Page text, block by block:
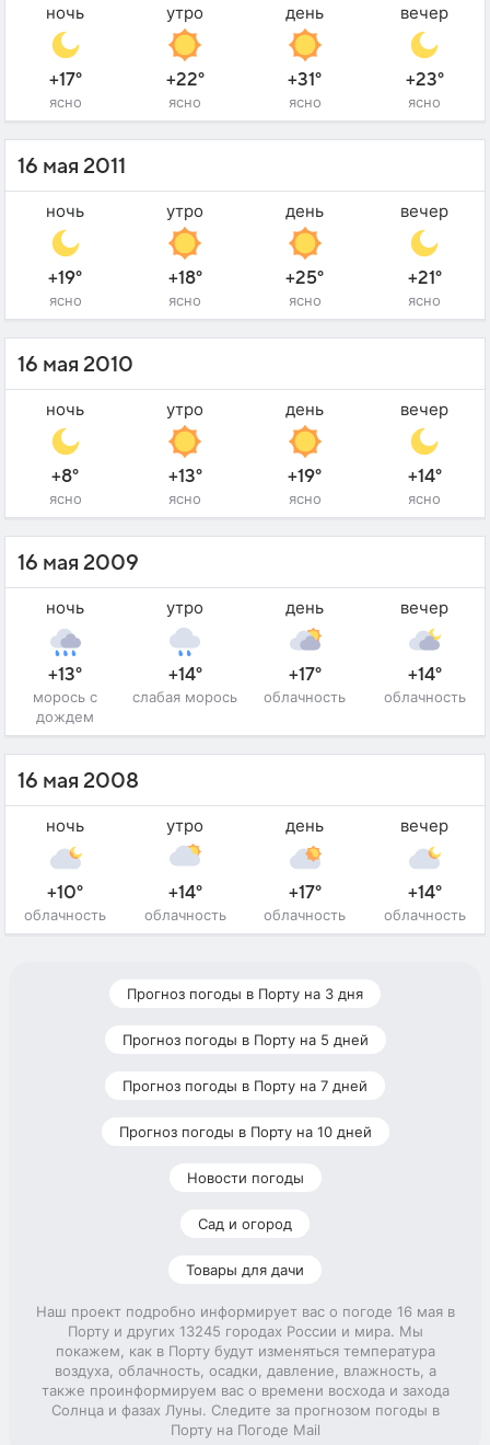
ночь
+17°
ясно
утро
+22°
ясно
день
+31°
ясно
вечер
+23°
ясно
16 мая 2011
ночь
+19°
ясно
утро
+18°
ясно
день
+25°
ясно
вечер
+21°
ясно
16 мая 2010
ночь
+8°
ясно
утро
+13°
ясно
день
+19°
ясно
вечер
+14°
ясно
16 мая 2009
ночь
+13°
морось с
дождем
утро
+14°
слабая морось
день
+17°
облачность
вечер
+14°
облачность
16 мая 2008
ночь
+10°
облачность
утро
+14°
облачность
день
+17°
облачность
вечер
+14°
облачность
Прогноз погоды в Порту на 3 дня
Прогноз погоды в Порту на 5 дней
Прогноз погоды в Порту на 7 дней
Прогноз погоды в Порту на 10 дней
Новости погоды
Сад и огород
Товары для дачи
Наш проект подробно информирует вас о погоде 16 мая в
Порту и других 13245 городах России и мира. Мы
покажем, как в Порту будут изменяться температура
воздуха, облачность, осадки, давление, влажность, а
также проинформируем вас о времени восхода и захода
Солнца и фазах Луны. Следите за прогнозом погоды в
Порту на Погоде Mail